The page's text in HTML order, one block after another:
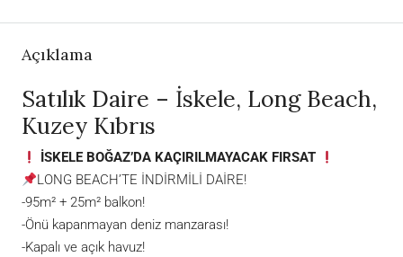
Açıklama
Satılık Daire – İskele, Long Beach,
Kuzey Kıbrıs
İSKELE BOĞAZ’DA KAÇIRILMAYACAK FIRSAT
LONG BEACH’TE İNDİRMİLİ DAİRE!
-95m² + 25m² balkon!
-Önü kapanmayan deniz manzarası!
-Kapalı ve açık havuz!